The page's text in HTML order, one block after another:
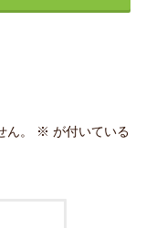
。 ※ が付いている